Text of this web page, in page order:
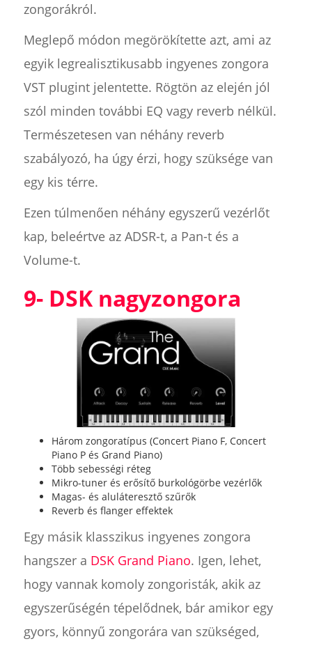
zongorákról.
Meglepő módon megörökítette azt, ami az
egyik legrealisztikusabb ingyenes zongora
VST plugint jelentette. Rögtön az elején jól
szól minden további EQ vagy reverb nélkül.
Természetesen van néhány reverb
szabályozó, ha úgy érzi, hogy szüksége van
egy kis térre.
Ezen túlmenően néhány egyszerű vezérlőt
kap, beleértve az ADSR-t, a Pan-t és a
Volume-t.
9- DSK nagyzongora
Három zongoratípus (Concert Piano F, Concert
Piano P és Grand Piano)
Több sebességi réteg
Mikro-tuner és erősítő burkológörbe vezérlők
Magas- és aluláteresztő szűrők
Reverb és flanger effektek
Egy másik klasszikus ingyenes zongora
hangszer a DSK Grand Piano. Igen, lehet,
hogy vannak komoly zongoristák, akik az
egyszerűségén tépelődnek, bár amikor egy
gyors, könnyű zongorára van szükséged,